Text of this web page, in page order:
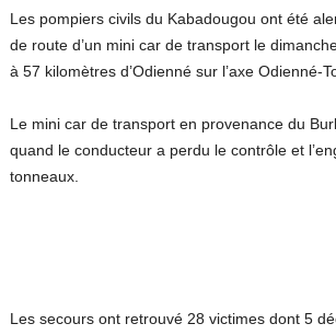
Les pompiers civils du Kabadougou ont été
de route d’un mini car de transport le
à 57 kilomètres d’Odienné sur l’axe Odienné-
Le mini car de transport en provenance du
quand le conducteur a perdu le contrôle et
tonneaux.
Les secours ont retrouvé 28 victimes dont 5